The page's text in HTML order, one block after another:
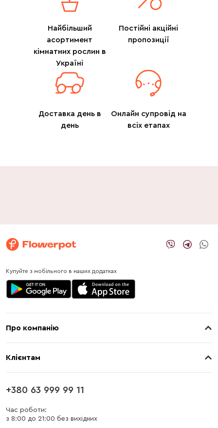
Найбільший
асортимент
кімнатних рослин в
Україні
Постійні акційні
пропозиції
Доставка день в
день
Онлайн супровід на
всіх етапах
Купуйте з мобільного в наших додатках
Про компанію
Клієнтам
Оплата
Блог
+380 63 999 99 11
Час роботи:
з 8:00 до 21:00 без вихідних